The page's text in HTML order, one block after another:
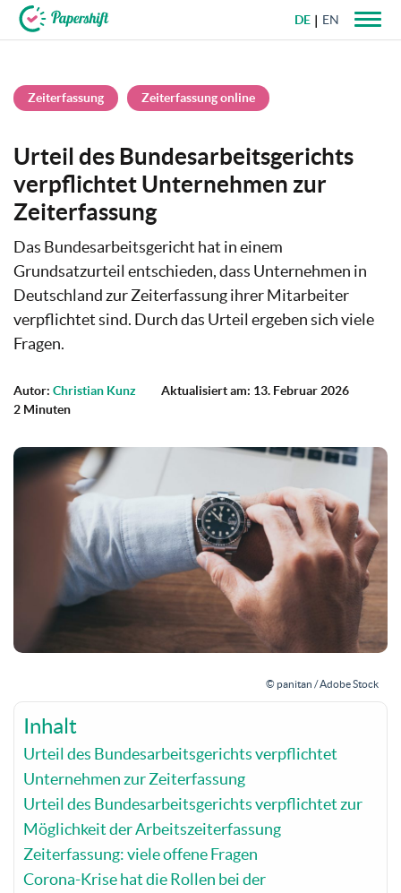
DE EN
Zeiterfassung Zeiterfassung online
Urteil des Bundesarbeitsgerichts
verpflichtet Unternehmen zur
Zeiterfassung
Das Bundesarbeitsgericht hat in einem
Grundsatzurteil entschieden, dass Unternehmen in
Deutschland zur Zeiterfassung ihrer Mitarbeiter
verpflichtet sind. Durch das Urteil ergeben sich viele
Fragen.
Autor: Christian Kunz
Aktualisiert am: 13. Februar 2026
2 Minuten
© panitan / Adobe Stock
Inhalt
Urteil des Bundesarbeitsgerichts verpflichtet
Unternehmen zur Zeiterfassung
Urteil des Bundesarbeitsgerichts verpflichtet zur
Möglichkeit der Arbeitszeiterfassung
Zeiterfassung: viele offene Fragen
Corona-Krise hat die Rollen bei der